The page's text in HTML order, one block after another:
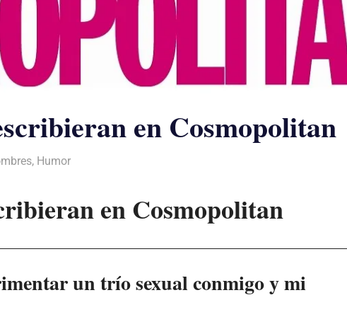
en Cosmopolitan
, Humor
en Cosmopolitan
un trío sexual conmigo y mi